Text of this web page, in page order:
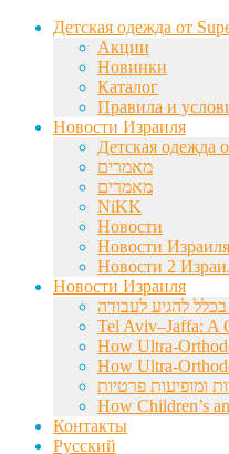
Детская одежда от
Акции
Новинки
Каталог
Правила и
Новости Израиля
מאמרים
מאמרים
NiKK
Новости
Новости Израиля
Новости 2
Новости Израиля
Tel Aviv–Jaffa: A
How Ultra-
How Ultra-
ומופיעות פרטיות
How Children’s
Контакты
Русский